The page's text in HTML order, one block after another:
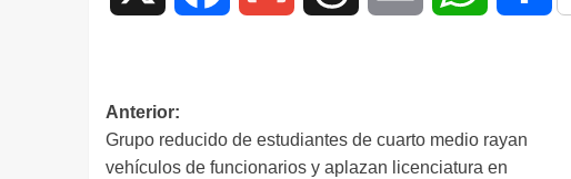
Anterior:
Grupo reducido de estudiantes de cuarto medio rayan
vehículos de funcionarios y aplazan licenciatura en